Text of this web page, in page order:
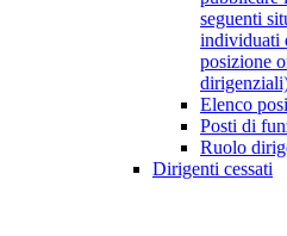
seguenti
individuati
posizione
Elenco
Posti di
Ruolo
Dirigenti cessati